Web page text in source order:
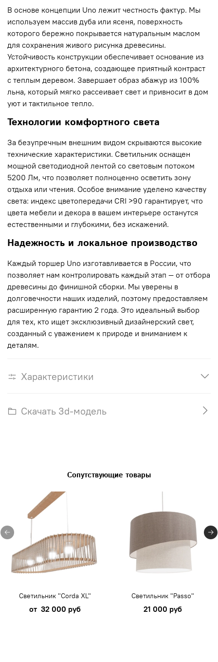
В основе концепции Uno лежит честность фактур. Мы
используем массив дуба или ясеня, поверхность
которого бережно покрывается натуральным маслом
для сохранения живого рисунка древесины.
Устойчивость конструкции обеспечивает основание из
архитектурного бетона, создающее приятный контраст
с теплым деревом. Завершает образ абажур из 100%
льна, который мягко рассеивает свет и привносит в дом
уют и тактильное тепло.
Технологии комфортного света
За безупречным внешним видом скрываются высокие
технические характеристики. Светильник оснащен
мощной светодиодной лентой со световым потоком
5200 Лм, что позволяет полноценно осветить зону
отдыха или чтения. Особое внимание уделено качеству
света: индекс цветопередачи CRI >90 гарантирует, что
цвета мебели и декора в вашем интерьере останутся
естественными и глубокими, без искажений.
Надежность и локальное производство
Каждый торшер Uno изготавливается в России, что
позволяет нам контролировать каждый этап — от отбора
древесины до финишной сборки. Мы уверены в
долговечности наших изделий, поэтому предоставляем
расширенную гарантию 2 года. Это идеальный выбор
для тех, кто ищет эксклюзивный дизайнерский свет,
созданный с уважением к природе и вниманием к
деталям.
Характеристики
Скачать 3d-модель
Сопутствующие товары
Светильник "Corda XL"
от 32 000 руб
Светильник "Passo"
21 000 руб